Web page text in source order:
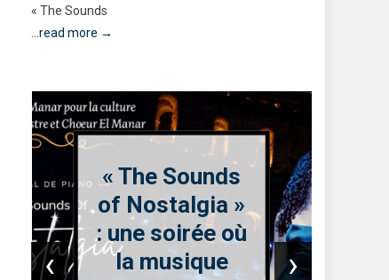
« The Sounds
...read more →
« The Sounds
of Nostalgia »
: une soirée où
la musique
‹ ›